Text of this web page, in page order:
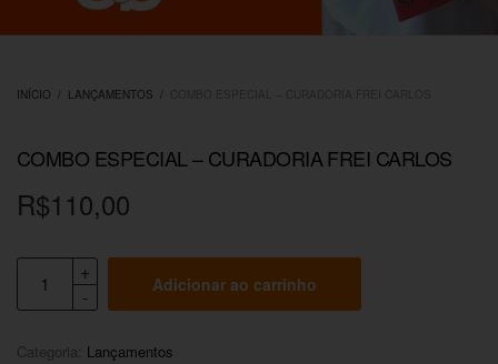
INÍCIO LANÇAMENTOS
COMBO ESPECIAL – CURADORIA FREI CARLOS
R$110,00
Adicionar ao carrinho
Categoria: Lançamentos